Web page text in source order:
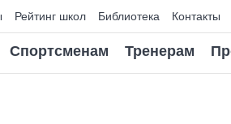
Рейтинг школ Библиотека Контакты
Спортсменам Тренерам